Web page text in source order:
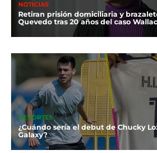
NOTICIAS
Retiran prisión domiciliaria y
Quevedo tras 20 años del caso
DEPORTES
¿Cuándo sería el debut de Chucky
Galaxy?